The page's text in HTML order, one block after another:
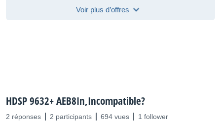
Voir plus d’offres
HDSP 9632+ AEB8In,Incompatible?
2 réponses 2 participants 694 vues 1 follower